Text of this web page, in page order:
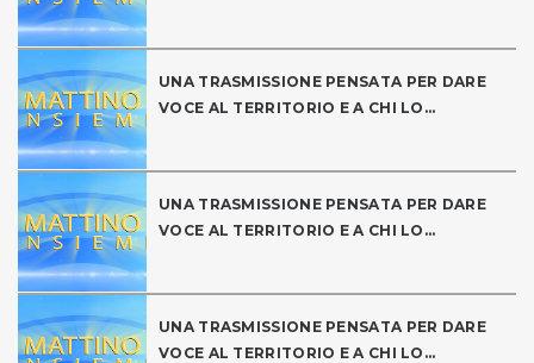
UNA TRASMISSIONE PENSATA PER DARE
VOCE AL TERRITORIO E A CHI LO...
UNA TRASMISSIONE PENSATA PER DARE
VOCE AL TERRITORIO E A CHI LO...
UNA TRASMISSIONE PENSATA PER DARE
VOCE AL TERRITORIO E A CHI LO...